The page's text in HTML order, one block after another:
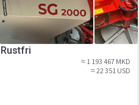
≈ 1 193 467 MKD
≈ 22 351 USD